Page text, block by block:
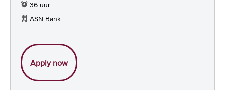
36 uur
ASN Bank
Apply nowSolution Architect Collections & Recovery